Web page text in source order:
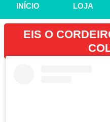
INÍCIO LOJA
EIS O